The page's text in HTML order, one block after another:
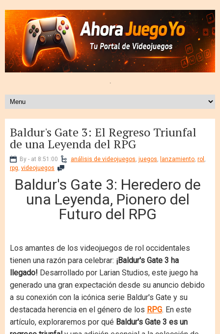
.
Baldur's Gate 3: El Regreso Triunfal
de una Leyenda del RPG
By - at 8:51:00 análisis de videojuegos, juegos, lanzamiento, rol ,
rpg, videojuegos
Baldur's Gate 3: Heredero de
una Leyenda, Pionero del
Futuro del RPG
Los amantes de los videojuegos de rol occidentales
tienen una razón para celebrar: ¡Baldur's Gate 3 ha
llegado! Desarrollado por Larian Studios, este juego ha
generado una gran expectación desde su anuncio debido
a su conexión con la icónica serie Baldur's Gate y su
destacada herencia en el género de los RPG. En este
artículo, exploraremos por qué Baldur's Gate 3 es un